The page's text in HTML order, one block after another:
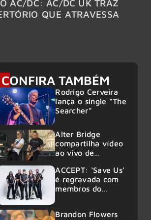
AC/DC: AC/DC UK TRAZ
QUE ATRAVESSA
CONFIRA TAMBÉM
Rodrigo Cerveira
lança o single “The
Searcher”
Alter Bridge
compartilha vídeo
ao vivo de
no Rock am Ring
2026
ACCEPT: ‘Save Us’
é regravada com
membros do
Brandon Flowers